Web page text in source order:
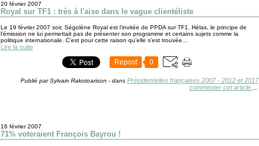
20 février 2007
Royal sur TF1 : très à l'aise dans le vague clientéliste
Le 19 février 2007 soir, Ségolène Royal est l’invitée de PPDA sur TF1. Hélas, le principe de
l’émission ne lui permettait pas de présenter son programme et certains sujets comme la
politique internationale. C’est pour cette raison qu’elle s’est trouvée...
Lire la suite
Repost 0
Publié par Sylvain Rakotoarison - dans Présidentielles françaises 2007 - 2012 et 2017
commenter cet article
16 février 2007
71% voteraient François Bayrou !